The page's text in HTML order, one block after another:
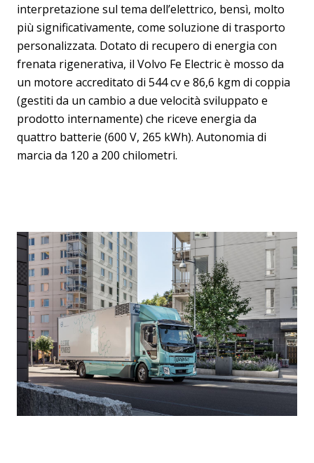
interpretazione sul tema dell’elettrico, bensì, molto
più significativamente, come soluzione di trasporto
personalizzata. Dotato di recupero di energia con
frenata rigenerativa, il Volvo Fe Electric è mosso da
un motore accreditato di 544 cv e 86,6 kgm di coppia
(gestiti da un cambio a due velocità sviluppato e
prodotto internamente) che riceve energia da
quattro batterie (600 V, 265 kWh). Autonomia di
marcia da 120 a 200 chilometri.